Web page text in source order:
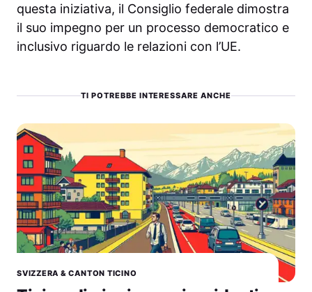
questa iniziativa, il Consiglio federale dimostra
il suo impegno per un processo democratico e
inclusivo riguardo le relazioni con l’UE.
TI POTREBBE INTERESSARE ANCHE
SVIZZERA & CANTON TICINO